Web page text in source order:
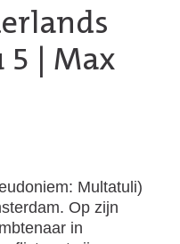
5 | Max
Multatuli)
Op zijn
in